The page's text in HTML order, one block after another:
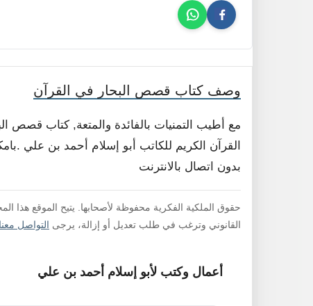
وصف كتاب قصص البحار في القرآن
مع أطيب التمنيات بالفائدة والمتعة, كتاب قصص
القرآن الكريم للكاتب أبو إسلام أحمد بن علي
بدون اتصال بالانترنت
حقوق الملكية الفكرية محفوظة لأصحابها. يتيح الموقع هذا
القانوني وترغب في طلب تعديل أو إزالة، يرجى التواصل معنا
أعمال وكتب لأبو إسلام أحمد بن علي